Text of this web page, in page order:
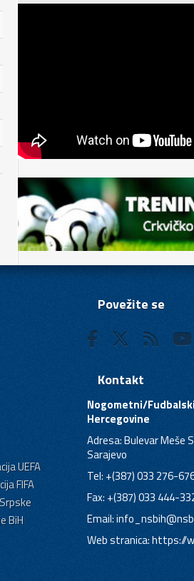
UEFA
FIFA
BiH
Povežite se
Kontakt
Nogometni/
Hercegovine
Adresa: Bulevar Meše
Sarajevo
Tel: +(387) 033 276-
Fax: +(387) 033 444-
Email:
Web stranica: https://